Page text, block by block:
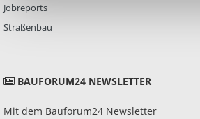
Jobreports
Straßenbau
BAUFORUM24 NEWSLETTER
Mit dem Bauforum24 Newsletter